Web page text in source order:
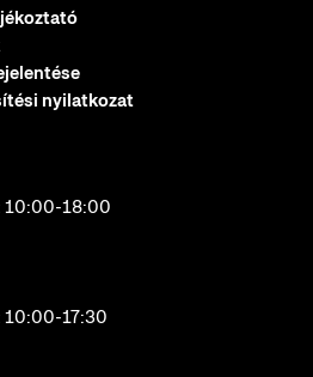
nyilatkozat
10:00-18:00
10:00-17:30